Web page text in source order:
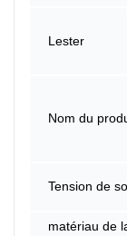
Lester
Nom du
Tension de
matériau de